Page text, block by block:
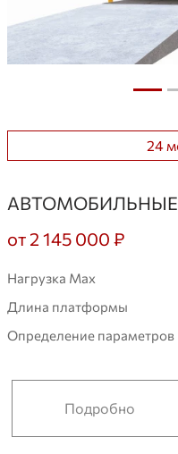
24
АВТОМОБИЛЬНЫЕ
от 2 145 000 ₽
Нагрузка Max
Длина платформы
Определение параметров
Подробно